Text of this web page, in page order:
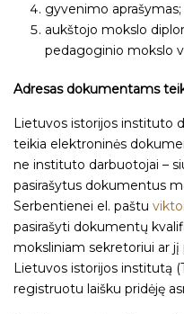
gyvenimo aprašymas;
aukštojo mokslo
pedagoginio mokslo
Adresas dokumentams
Lietuvos istorijos instituto
teikia elektroninės
ne instituto darbuotojai –
pasirašytus dokumentus
Serbentienei el. paštu
pasirašyti dokumentų
moksliniam sekretoriui ar
Lietuvos istorijos institutą
registruotu laišku pridėję